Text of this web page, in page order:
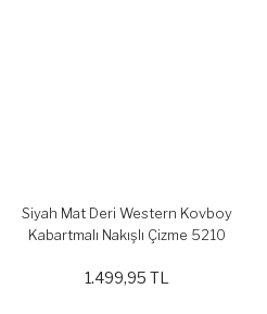
Siyah Mat Deri Western Kovboy
Kabartmalı Nakışlı Çizme 5210
1.499,95 TL